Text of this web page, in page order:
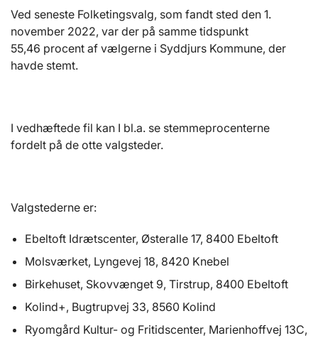
Ved seneste Folketingsvalg, som fandt sted den 1.
november 2022, var der på samme tidspunkt
55,46 procent af vælgerne i Syddjurs Kommune, der
havde stemt.
I vedhæftede fil kan I bl.a. se stemmeprocenterne
fordelt på de otte valgsteder.
Valgstederne er:
Ebeltoft Idrætscenter, Østeralle 17, 8400 Ebeltoft
Molsværket, Lyngevej 18, 8420 Knebel
Birkehuset, Skovvænget 9, Tirstrup, 8400 Ebeltoft
Kolind+, Bugtrupvej 33, 8560 Kolind
Ryomgård Kultur- og Fritidscenter, Marienhoffvej 13C,